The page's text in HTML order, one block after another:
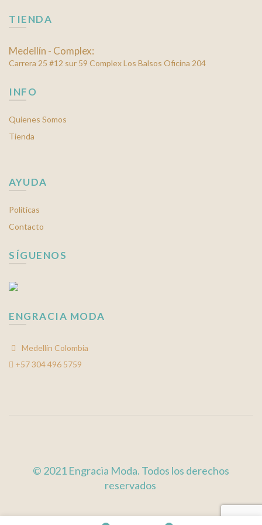
TIENDA
Medellín - Complex:
Carrera 25 #12 sur 59 Complex Los Balsos Oficina 204
INFO
Quienes Somos
Tienda
AYUDA
Políticas
Contacto
SÍGUENOS
ENGRACIA MODA
Medellín Colombia
+57 304 496 5759
© 2021 Engracia Moda. Todos los derechos
reservados